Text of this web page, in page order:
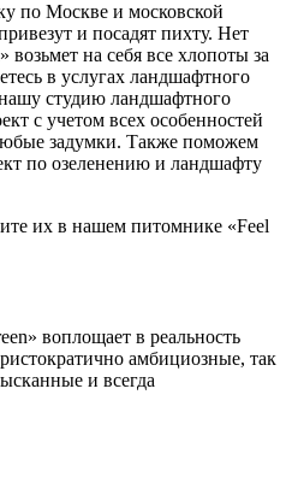
по Москве и московской
и посадят пихту. Нет
возьмет на себя все хлопоты за
в услугах ландшафтного
студию ландшафтного
с учетом всех особенностей
задумки. Также поможем
по озеленению и ландшафту
их в нашем питомнике «Feel
воплощает в реальность
амбициозные, так
и всегда